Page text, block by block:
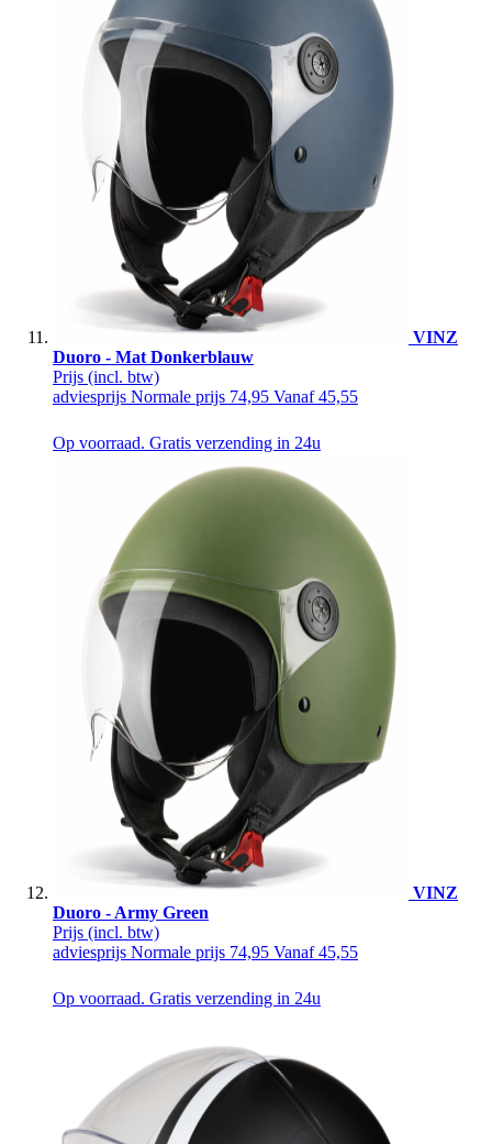
VINZ
Duoro - Mat Donkerblauw
Prijs (incl. btw)
adviesprijs Normale prijs 74,95 Vanaf 45,55
Op voorraad. Gratis verzending in 24u
VINZ
Duoro - Army Green
Prijs (incl. btw)
adviesprijs Normale prijs 74,95 Vanaf 45,55
Op voorraad. Gratis verzending in 24u